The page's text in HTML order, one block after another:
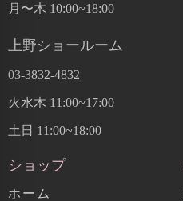
月〜木 10:00~18:00
上野ショールーム
03-3832-4832
火水木 11:00~17:00
土日 11:00~18:00
ショップ
ホーム